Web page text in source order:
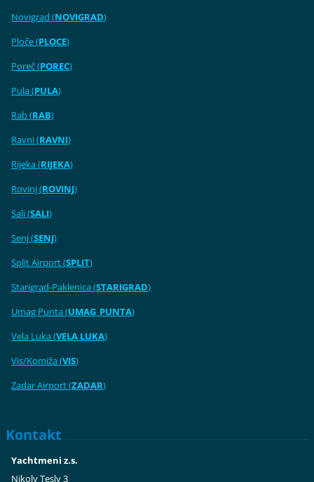
Novigrad (NOVIGRAD)
Ploče (PLOCE)
Poreč (POREC)
Pula (PULA)
Rab (RAB)
Ravni (RAVNI)
Rijeka (RIJEKA)
Rovinj (ROVINJ)
Sali (SALI)
Senj (SENJ)
Split Airport (SPLIT)
Starigrad-Paklenica (STARIGRAD)
Umag Punta (UMAG_PUNTA)
Vela Luka (VELA LUKA)
Vis/Komiža (VIS)
Zadar Airport (ZADAR)
Kontakt
Yachtmeni z.s.
Nikoly Tesly 3